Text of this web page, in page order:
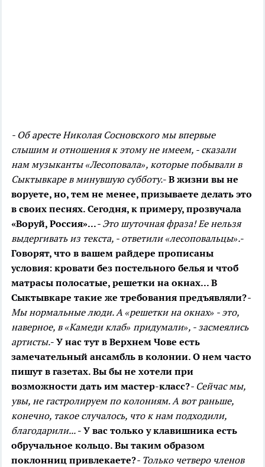
- Об аресте Николая Сосновского мы впервые
слышим и отношения к этому не имеем, - сказали
нам музыканты «Лесоповала», которые побывали в
Сыктывкаре в минувшую субботу.- В жизни вы не
воруете, но, тем не менее, призываете делать это
в своих песнях. Сегодня, к примеру, прозвучала
«Воруй, Россия»...- Это шуточная фраза! Ее нельзя
выдергивать из текста, - ответили «лесоповальцы».-
Говорят, что в вашем райдере прописаны
условия: кровати без постельного белья и чтоб
матрасы полосатые, решетки на окнах... В
Сыктывкаре такие же требования предъявляли?-
Мы нормальные люди. А «решетки на окнах» - это,
наверное, в «Камеди клаб» придумали», - засмеялись
артисты.- У нас тут в Верхнем Чове есть
замечательный ансамбль в колонии. О нем часто
пишут в газетах. Вы бы не хотели при
возможности дать им мастер-класс?- Сейчас мы,
увы, не гастролируем по колониям. А вот раньше,
конечно, такое случалось, что к нам подходили,
благодарили... - У вас только у клавишника есть
обручальное кольцо. Вы таким образом
поклонниц привлекаете?- Только четверо членов